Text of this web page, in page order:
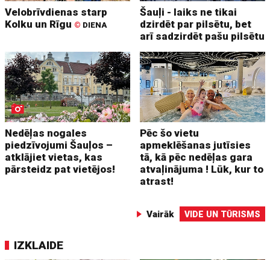
Velobrīvdienas starp
Kolku un Rīgu © DIENA
Šauļi - laiks ne tikai
dzirdēt par pilsētu, bet
arī sadzirdēt pašu pilsētu
Nedēļas nogales
piedzīvojumi Šauļos –
atklājiet vietas, kas
pārsteidz pat vietējos!
Pēc šo vietu
apmeklēšanas jutīsies
tā, kā pēc nedēļas gara
atvaļinājuma ! Lūk, kur to
atrast!
Vairāk VIDE UN TŪRISMS
IZKLAIDE